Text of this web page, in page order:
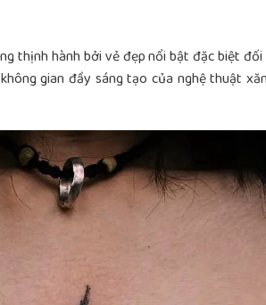
thịnh hành bởi vẻ đẹp nổi bật đặc biệt
gian đầy sáng tạo của nghệ thuật